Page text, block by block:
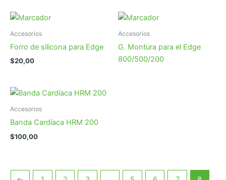
Accesorios
Forro de silicona para Edge
$20,00
Accesorios
G. Montura para el Edge
800/500/200
Accesorios
Banda Cardíaca HRM 200
$100,00